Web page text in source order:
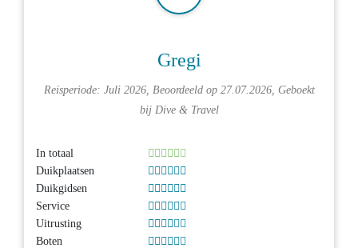
Gregi
Reisperiode: Juli 2026, Beoordeeld op 27.07.2026, Geboekt
bij Dive & Travel
In totaal
Duikplaatsen
Duikgidsen
Service
Uitrusting
Boten